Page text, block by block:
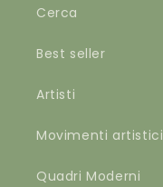
Cerca
Best seller
Artisti
Movimenti artistici
Quadri Moderni